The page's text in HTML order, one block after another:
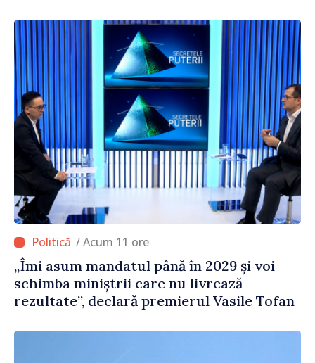
/ Acum 11 ore
„Îmi asum mandatul până în 2029 și voi
schimba miniștrii care nu livrează
rezultate”, declară premierul Vasile Tofan